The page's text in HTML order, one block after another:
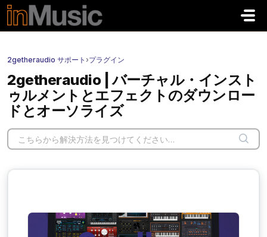
メインコンテンツに移動
2getheraudio サポート ›プラグイン
2getheraudio | バーチャル・インスト
ゥルメントとエフェクトのダウンロー
ドとオーソライズ